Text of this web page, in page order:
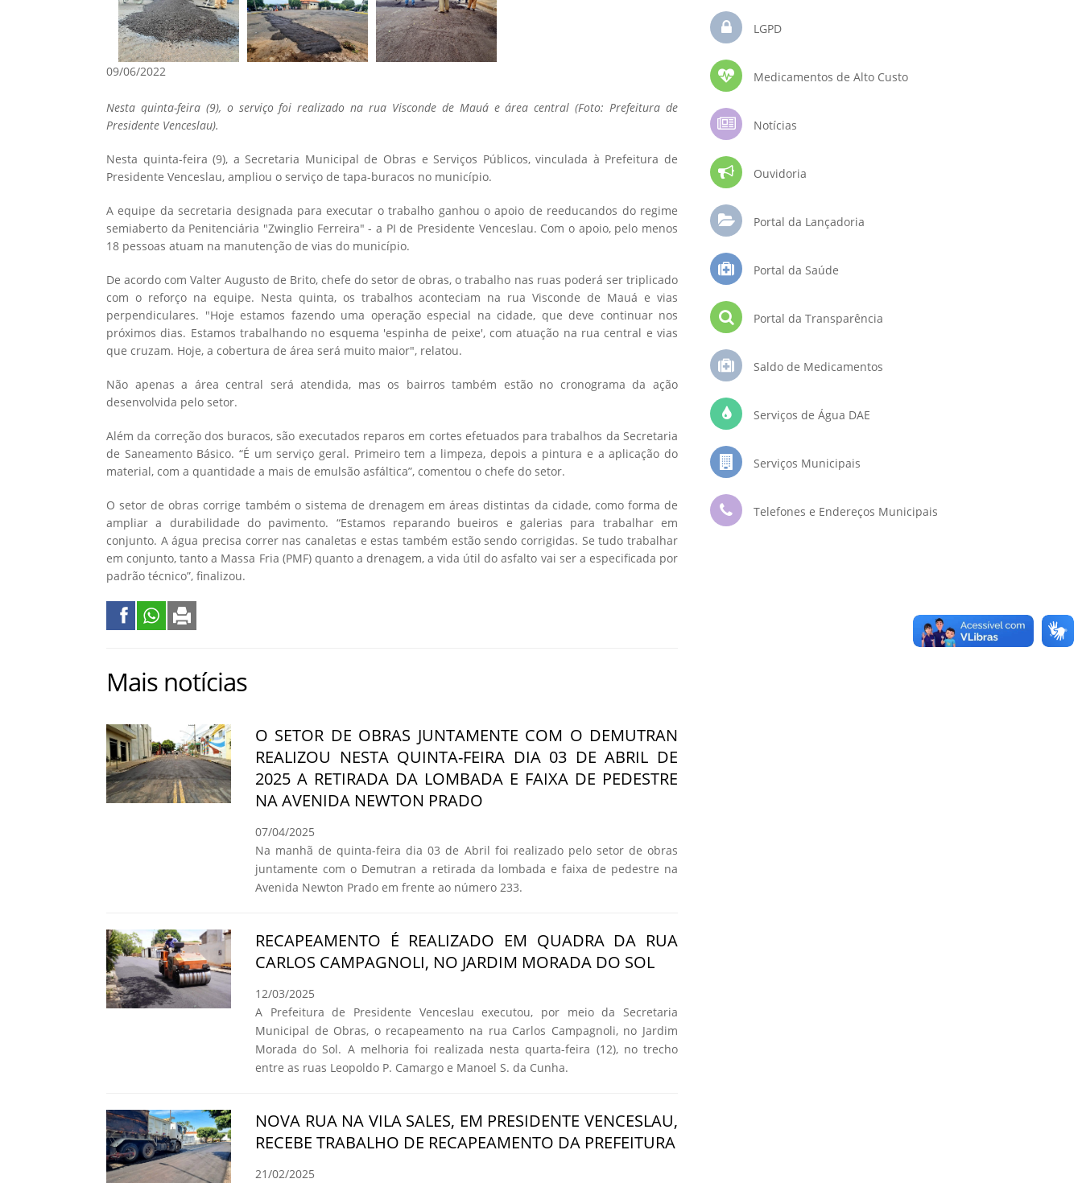
09/06/2022
Nesta quinta-feira (9), o serviço foi realizado na rua Visconde de Mauá e área central (Foto: Prefeitura de
Presidente Venceslau).
Nesta quinta-feira (9), a Secretaria Municipal de Obras e Serviços Públicos, vinculada à Prefeitura de
Presidente Venceslau, ampliou o serviço de tapa-buracos no município.
A equipe da secretaria designada para executar o trabalho ganhou o apoio de reeducandos do regime
semiaberto da Penitenciária "Zwinglio Ferreira" - a PI de Presidente Venceslau. Com o apoio, pelo menos
18 pessoas atuam na manutenção de vias do município.
De acordo com Valter Augusto de Brito, chefe do setor de obras, o trabalho nas ruas poderá ser triplicado
com o reforço na equipe. Nesta quinta, os trabalhos aconteciam na rua Visconde de Mauá e vias
perpendiculares. "Hoje estamos fazendo uma operação especial na cidade, que deve continuar nos
próximos dias. Estamos trabalhando no esquema 'espinha de peixe', com atuação na rua central e vias
que cruzam. Hoje, a cobertura de área será muito maior", relatou.
Não apenas a área central será atendida, mas os bairros também estão no cronograma da ação
desenvolvida pelo setor.
Além da correção dos buracos, são executados reparos em cortes efetuados para trabalhos da Secretaria
de Saneamento Básico. “É um serviço geral. Primeiro tem a limpeza, depois a pintura e a aplicação do
material, com a quantidade a mais de emulsão asfáltica”, comentou o chefe do setor.
O setor de obras corrige também o sistema de drenagem em áreas distintas da cidade, como forma de
ampliar a durabilidade do pavimento. “Estamos reparando bueiros e galerias para trabalhar em
conjunto. A água precisa correr nas canaletas e estas também estão sendo corrigidas. Se tudo trabalhar
em conjunto, tanto a Massa Fria (PMF) quanto a drenagem, a vida útil do asfalto vai ser a especificada por
padrão técnico”, finalizou.
Mais notícias
O SETOR DE OBRAS JUNTAMENTE COM O DEMUTRAN
REALIZOU NESTA QUINTA-FEIRA DIA 03 DE ABRIL DE
2025 A RETIRADA DA LOMBADA E FAIXA DE PEDESTRE
NA AVENIDA NEWTON PRADO
07/04/2025
Na manhã de quinta-feira dia 03 de Abril foi realizado pelo setor de obras
juntamente com o Demutran a retirada da lombada e faixa de pedestre na
Avenida Newton Prado em frente ao número 233.
RECAPEAMENTO É REALIZADO EM QUADRA DA RUA
CARLOS CAMPAGNOLI, NO JARDIM MORADA DO SOL
12/03/2025
A Prefeitura de Presidente Venceslau executou, por meio da Secretaria
Municipal de Obras, o recapeamento na rua Carlos Campagnoli, no Jardim
Morada do Sol. A melhoria foi realizada nesta quarta-feira (12), no trecho
entre as ruas Leopoldo P. Camargo e Manoel S. da Cunha.
NOVA RUA NA VILA SALES, EM PRESIDENTE VENCESLAU,
RECEBE TRABALHO DE RECAPEAMENTO DA PREFEITURA
21/02/2025
LGPD
Medicamentos de Alto Custo
Notícias
Ouvidoria
Portal da Lançadoria
Portal da Saúde
Portal da Transparência
Saldo de Medicamentos
Serviços de Água DAE
Serviços Municipais
Telefones e Endereços Municipais